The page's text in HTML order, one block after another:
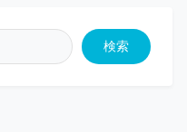
検索